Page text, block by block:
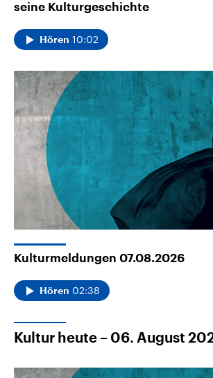
seine Kulturgeschichte
Hören 10:02
Kulturmeldungen 07.08.2026
Hören 02:38
Kultur heute – 06. August